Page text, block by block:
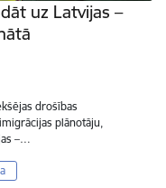
uz Latvijas –
drošības
plānotāju,
–…